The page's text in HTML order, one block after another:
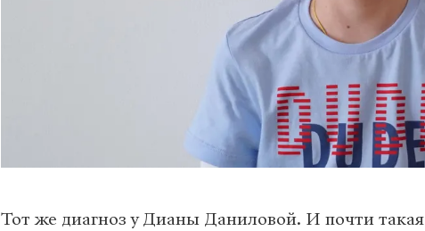
Тот же диагноз у Дианы Даниловой. И почти